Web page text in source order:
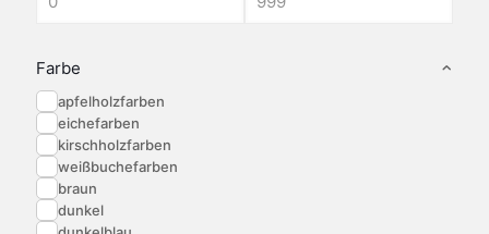
Farbe
apfelholzfarben
eichefarben
kirschholzfarben
weißbuchefarben
braun
dunkel